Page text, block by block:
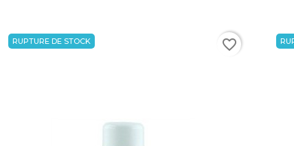
RUPTURE DE STOCK favorite_border